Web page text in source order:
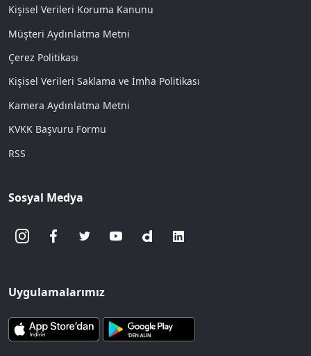
Kişisel Verileri Koruma Kanunu
Müşteri Aydınlatma Metni
Çerez Politikası
Kişisel Verileri Saklama ve İmha Politikası
Kamera Aydınlatma Metni
KVKK Başvuru Formu
RSS
Sosyal Medya
Uygulamalarımız